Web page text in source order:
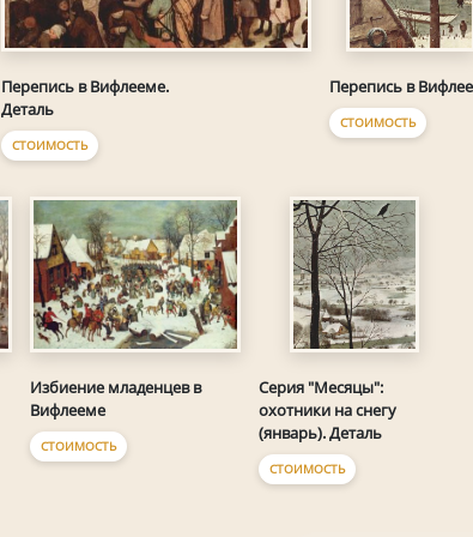
Перепись в Вифлееме.
Деталь
СТОИМОСТЬ
Перепись в
СТОИМОСТЬ
Избиение младенцев в
Вифлееме
СТОИМОСТЬ
Серия "Месяцы":
охотники на снегу
(январь). Деталь
СТОИМОСТЬ